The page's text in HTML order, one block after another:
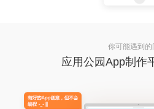
你可能遇到的
应用公园App制作